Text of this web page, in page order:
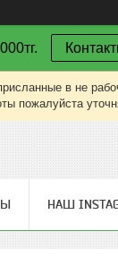
в не
пожалуйста
НАШ